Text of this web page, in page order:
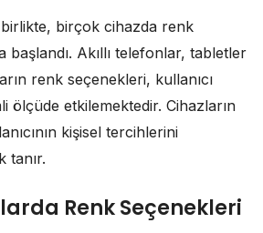
birçok cihazda renk
başlandı. Akıllı telefonlar, tabletler
renk seçenekleri, kullanıcı
ölçüde etkilemektedir. Cihazların
kişisel tercihlerini
tanır.
Renk Seçenekleri